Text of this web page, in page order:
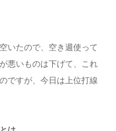
いたので、空き週使って
悪いものは下げて、これ
ですが、今日は上位打線